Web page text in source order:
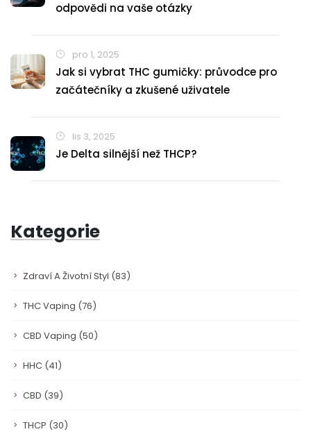
odpovědi na vaše otázky
pro 1, 2025
Jak si vybrat THC gumičky: průvodce pro
začátečníky a zkušené uživatele
lis 3, 2025
Je Delta silnější než THCP?
Kategorie
Zdraví A Životní Styl (83)
THC Vaping (76)
CBD Vaping (50)
HHC (41)
CBD (39)
THCP (30)